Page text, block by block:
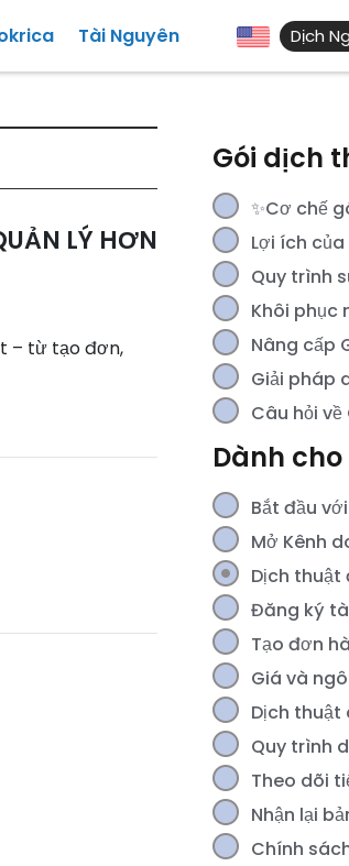
Tài Nguyên Dịch
LÝ HƠN
– từ tạo đơn,
Gói dịch
✨Cơ chế
Lợi ích
Quy trình
Khôi phục
Nâng cấp
Giải pháp
Câu hỏi
Dành
Bắt đầu
Mở Kênh
Dịch thuật
Đăng ký
Tạo đơn
Giá và
Dịch
Quy trình
Theo dõi
Nhận lại
Chính